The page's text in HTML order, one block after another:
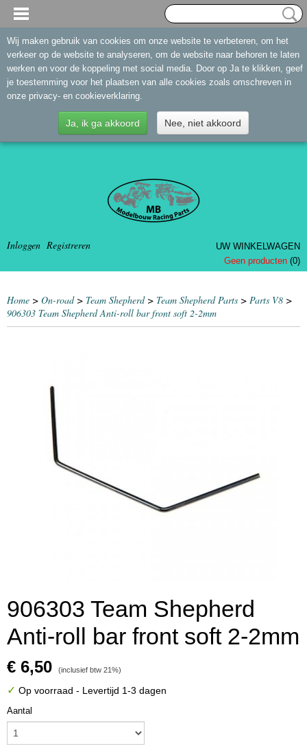
Inloggen Registreren
UW WINKELWAGEN
Geen producten (0)
Home > On-road> Team Shepherd> Team Shepherd Parts > Parts V8 >
906303 Team Shepherd Anti-roll bar front soft 2-2mm
906303 Team Shepherd
Anti-roll bar front soft 2-2mm
€ 6,50 (inclusief btw 21%)
✓ Op voorraad - Levertijd 1-3 dagen
Aantal
Wij maken gebruik van cookies om onze website te verbeteren, om het
verkeer op de website te analyseren, om de website naar behoren te laten
werken en voor de koppeling met social media. Door op Ja te klikken, geef
je toestemming voor het plaatsen van alle cookies zoals omschreven in
onze privacy- en cookieverklaring.
Ja, ik ga akkoord Nee, niet akkoord